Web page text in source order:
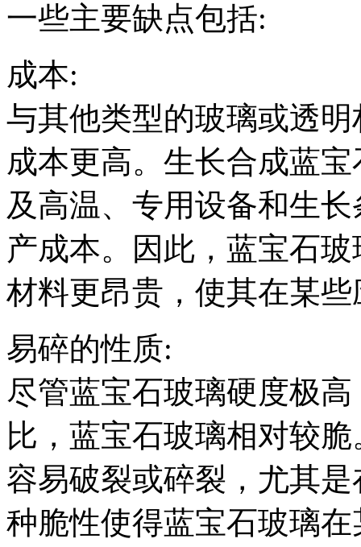
一些主要缺点包括:
成本:
与其他类型的玻璃或透
成本更高。生长合成蓝
及高温、专用设备和生
产成本。因此，蓝宝石
材料更昂贵，使其在某
易碎的性质:
尽管蓝宝石玻璃硬度极
比，蓝宝石玻璃相对较
容易破裂或碎裂，尤其
种脆性使得蓝宝石玻璃